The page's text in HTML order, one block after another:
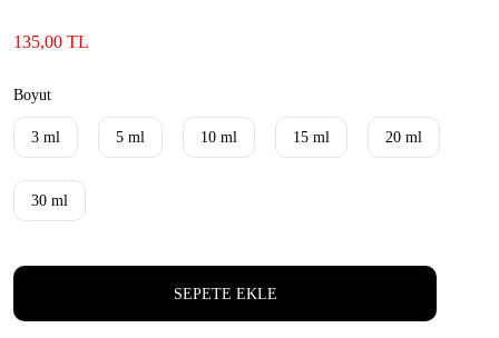
135,00 TL
Boyut
3 ml 5 ml 10 ml 15 ml 20 ml
30 ml
SEPETE EKLE